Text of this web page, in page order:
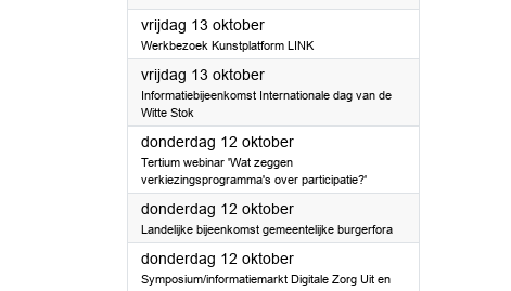
vrijdag 13 oktober2023
Werkbezoek Kunstplatform LINK
vrijdag 13 oktober2023
Informatiebijeenkomst Internationale dag van de
Witte Stok
donderdag 12 oktober2023
Tertium webinar 'Wat zeggen
verkiezingsprogramma's over participatie?'
donderdag 12 oktober2023
Landelijke bijeenkomst gemeentelijke burgerfora
donderdag 12 oktober2023
Symposium/informatiemarkt Digitale Zorg Uit en